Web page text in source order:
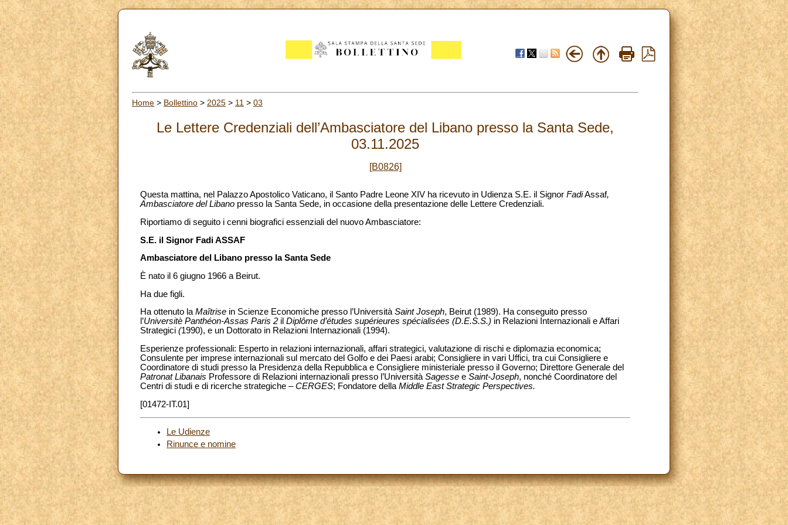
Home > Bollettino > 2025 > 11 > 03
Le Lettere Credenziali dell’Ambasciatore del Libano presso la Santa Sede,
03.11.2025
[B0826]
Questa mattina, nel Palazzo Apostolico Vaticano, il Santo Padre Leone XIV ha ricevuto in Udienza S.E. il Signor FadiAssaf,
Ambasciatore del Libano presso la Santa Sede, in occasione della presentazione delle Lettere Credenziali.
Riportiamo di seguito i cenni biografici essenziali del nuovo Ambasciatore:
S.E. il Signor Fadi ASSAF
Ambasciatore del Libano presso la Santa Sede
È nato il 6 giugno 1966 a Beirut.
Ha due figli.
Ha ottenuto laMaîtrise in Scienze Economiche presso l’UniversitàSaint Joseph, Beirut (1989). Ha conseguito presso
l’Universitè Panthéon-Assas Paris 2 il Diplôme d’études supérieures spécialisées (D.E.S.S.) in Relazioni Internazionali e Affari
Strategici (1990), e un Dottorato in Relazioni Internazionali (1994).
Esperienze professionali: Esperto in relazioni internazionali, affari strategici, valutazione di rischi e diplomazia economica;
Consulente per imprese internazionali sul mercato del Golfo e dei Paesi arabi; Consigliere in vari Uffici, tra cui Consigliere e
Coordinatore di studi presso la Presidenza della Repubblica e Consigliere ministeriale presso il Governo; Direttore Generale del
Patronat Libanais Professore di Relazioni internazionali presso l’Università Sagesse e Saint-Joseph, nonché Coordinatore del
Centri di studi e di ricerche strategiche –CERGES; Fondatore della Middle East Strategic Perspectives.
[01472-IT.01]
Le Udienze
Rinunce e nomine